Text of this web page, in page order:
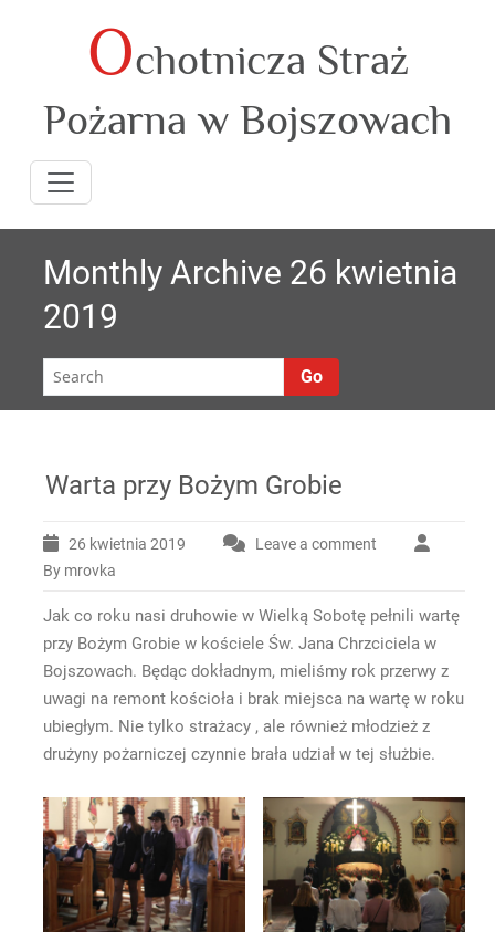
Ochotnicza Straż
Pożarna w Bojszowach
Monthly Archive 26 kwietnia
2019
Go
Warta przy Bożym Grobie
26 kwietnia 2019
Leave a comment
By mrovka
Jak co roku nasi druhowie w Wielką Sobotę pełnili wartę
przy Bożym Grobie w kościele Św. Jana Chrzciciela w
Bojszowach. Będąc dokładnym, mieliśmy rok przerwy z
uwagi na remont kościoła i brak miejsca na wartę w roku
ubiegłym. Nie tylko strażacy , ale również młodzież z
drużyny pożarniczej czynnie brała udział w tej służbie.